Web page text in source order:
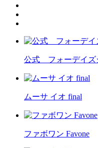
公式 フォーデイズ
ムーサ イオ final
ファボワン Favone